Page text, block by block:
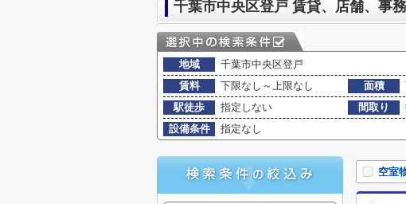
千葉市中央区登戸 賃貸、店舗、事
地域
千葉市中央区登戸
賃料
下限なし～上限なし 面積
駅徒歩
指定しない 間取り
設備条件
指定なし
空室